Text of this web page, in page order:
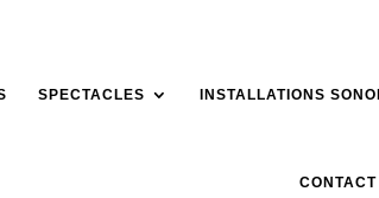
SPECTACLES INSTALLATIONS
CONTACT